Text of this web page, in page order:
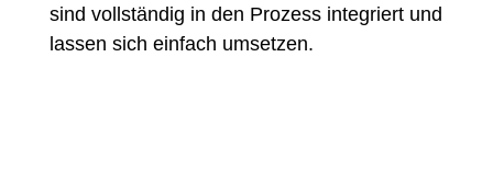
sind vollständig in den Prozess integriert und
lassen sich einfach umsetzen.